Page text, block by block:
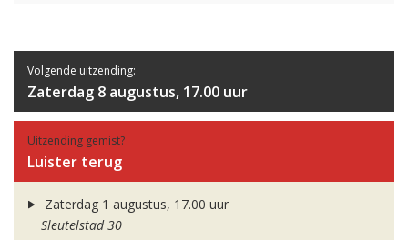
Volgende uitzending:
Zaterdag 8 augustus, 17.00 uur
Uitzending gemist?
Luister terug
Zaterdag 1 augustus, 17.00 uur
Sleutelstad 30